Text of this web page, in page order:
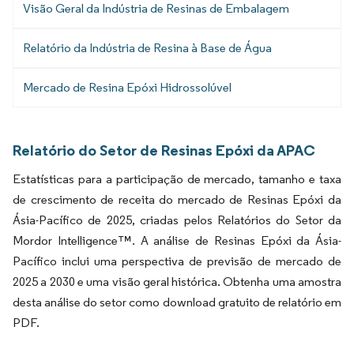
Visão Geral da Indústria de Resinas de Embalagem
Relatório da Indústria de Resina à Base de Água
Mercado de Resina Epóxi Hidrossolúvel
Relatório do Setor de Resinas Epóxi da APAC
Estatísticas para a participação de mercado, tamanho e taxa
de crescimento de receita do mercado de Resinas Epóxi da
Ásia-Pacífico de 2025, criadas pelos Relatórios do Setor da
Mordor Intelligence™. A análise de Resinas Epóxi da Ásia-
Pacífico inclui uma perspectiva de previsão de mercado de
2025 a 2030 e uma visão geral histórica. Obtenha uma amostra
desta análise do setor como download gratuito de relatório em
PDF.